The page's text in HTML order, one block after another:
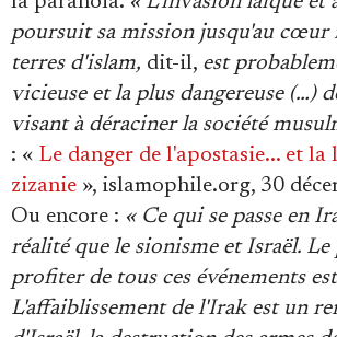
poursuit sa mission jusqu'au cœur
terres d'islam, dit-il, est
vicieuse et la plus dangereuse (…)
visant à déraciner la société
: « Le danger de l'apostasie... et
zizanie », islamophile.org, 30
Ou encore : « Ce qui se passe en
réalité que le sionisme et Israël. Le
profiter de tous ces événements
L'affaiblissement de l'Irak est un